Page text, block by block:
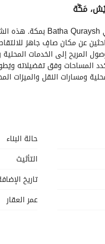
مَكَّة
ومسارات النقل والميزات
حالة البناء
التأثيث
تاريخ
عمر العقار